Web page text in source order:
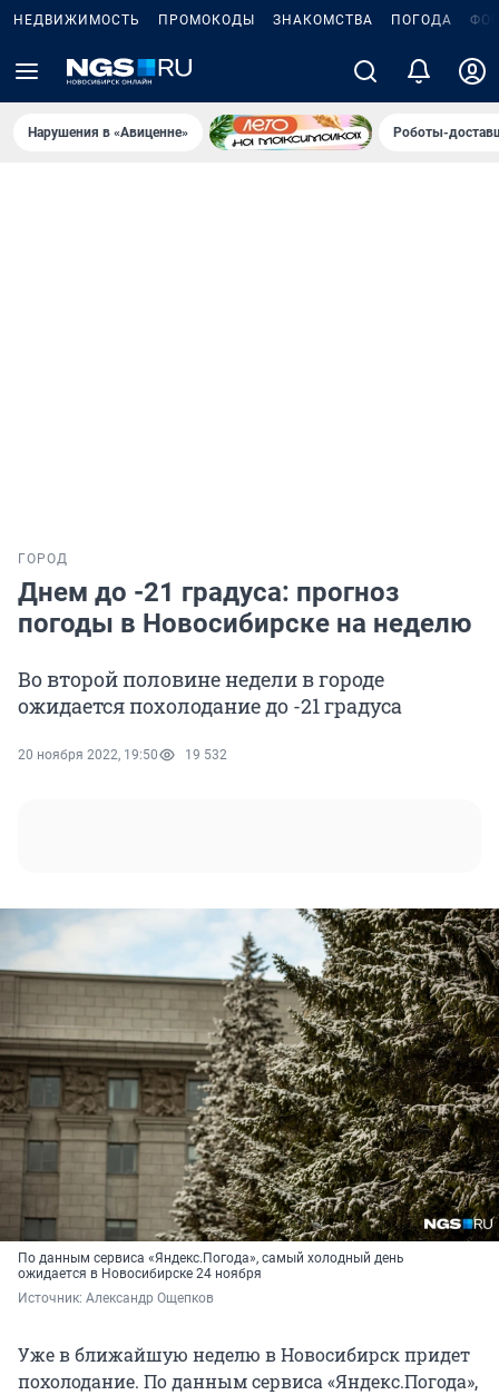
НЕДВИЖИМОСТЬ ПРОМОКОДЫ ЗНАКОМСТВА ПОГОДА
Нарушения в «Авиценне» Роботы-
ГОРОД
Днем до -21 градуса: прогноз
погоды в Новосибирске на неделю
Во второй половине недели в городе
ожидается похолодание до -21 градуса
20 ноября 2022, 19:50 19 532
По данным сервиса «Яндекс.Погода», самый холодный день
ожидается в Новосибирске 24 ноября
Источник: Александр Ощепков
Уже в ближайшую неделю в Новосибирск придет
похолодание. По данным сервиса «Яндекс.Погода»,